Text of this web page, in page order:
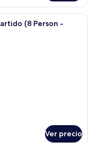
con literas, un escritorio
(8 Person -
Ver precio